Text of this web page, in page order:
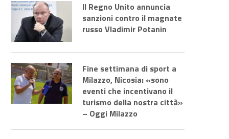
Il Regno Unito annuncia
sanzioni contro il magnate
russo Vladimir Potanin
Fine settimana di sport a
Milazzo, Nicosia: «sono
eventi che incentivano il
turismo della nostra città»
– Oggi Milazzo